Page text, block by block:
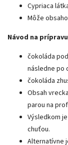
Cypriaca
Môže
Návod na
čokoláda
následne po
čokoláda
Obsah
parou na
Výsledkom
chuťou.
Alternatívne